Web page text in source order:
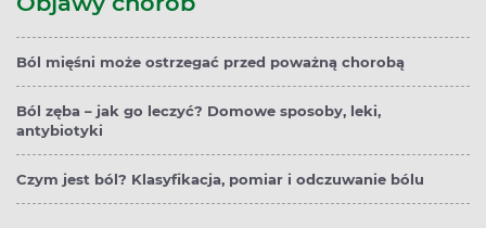
Ból mięśni może ostrzegać przed poważną chorobą
Ból zęba – jak go leczyć? Domowe sposoby, leki,
antybiotyki
Czym jest ból? Klasyfikacja, pomiar i odczuwanie bólu